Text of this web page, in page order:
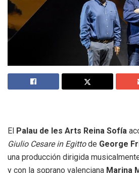
El Palau de les Arts Reina Sofía
Giulio Cesare in Egittode George
una producción dirigida
y con la soprano valenciana Marina